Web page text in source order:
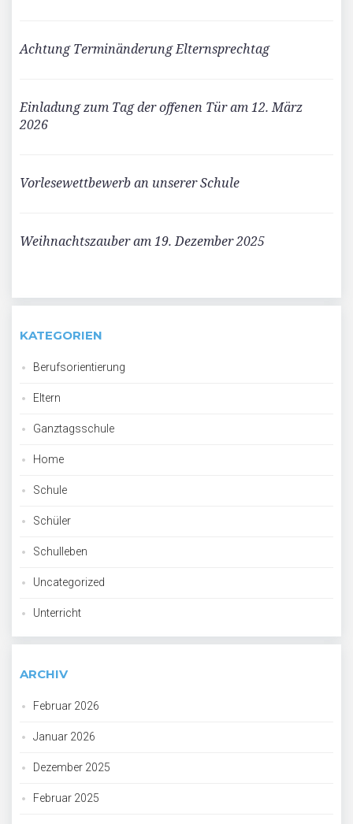
Achtung Terminänderung Elternsprechtag
Einladung zum Tag der offenen Tür am 12. März
2026
Vorlesewettbewerb an unserer Schule
Weihnachtszauber am 19. Dezember 2025
KATEGORIEN
Berufsorientierung
Eltern
Ganztagsschule
Home
Schule
Schüler
Schulleben
Uncategorized
Unterricht
ARCHIV
Februar 2026
Januar 2026
Dezember 2025
Februar 2025